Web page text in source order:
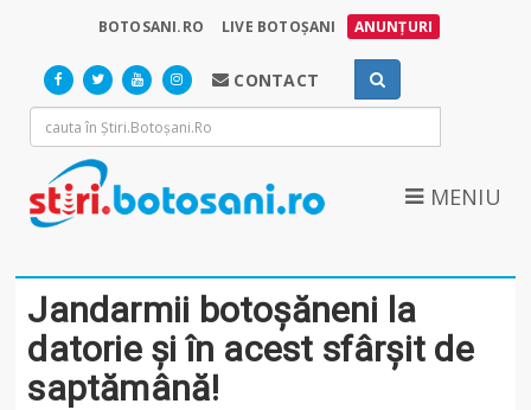
BOTOSANI.RO LIVE BOTOȘANI ANUNȚURI
CONTACT
MENIU
Jandarmii botoșăneni la
datorie și în acest sfârșit de
saptămână!